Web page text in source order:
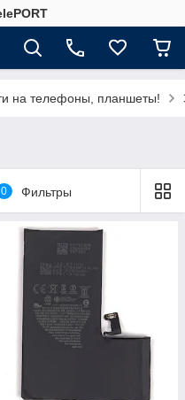
на телефоны, планшеты!
0 Фильтры